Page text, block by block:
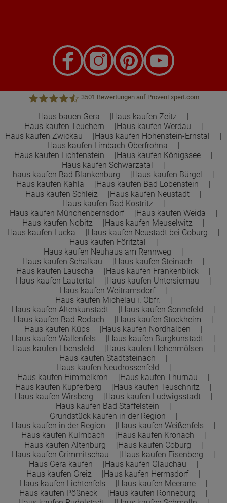
Town &Country Haus Lizenzgeber GmbH
3501 Bewertungen auf ProvenExpert.com
Haus bauen Gera
Haus kaufen Zeitz
Haus kaufen Teuchern
Haus kaufen Werdau
Haus kaufen Zwickau
Haus kaufen Hohenstein-Ernstal
Haus kaufen Limbach-Oberfrohna
Haus kaufen Lichtenstein
Haus kaufen Königssee
Haus kaufen Schwarzatal
haus kaufen Bad Blankenburg
Haus kaufen Bürgel
Haus kaufen Kahla
Haus kaufen Bad Lobenstein
Haus kaufen Schleiz
Haus kaufen Neustadt
Haus kaufen Bad Köstritz
Haus kaufen Münchenbernsdorf
Haus kaufen Weida
Haus kaufen Nobitz
Haus kaufen Meuselwitz
Haus kaufen Lucka
Haus kaufen Neustadt bei Coburg
Haus kaufen Föritztal
Haus kaufen Neuhaus am Rennweg
Haus kaufen Schalkau
Haus kaufen Steinach
Haus kaufen Lauscha
Haus kaufen Frankenblick
Haus kaufen Lautertal
Haus kaufen Untersiemau
Haus kaufen Weitramsdorf
Haus kaufen Michelau i. Obfr.
Haus kaufen Altenkunstadt
Haus kaufen Sonnefeld
Haus kaufen Bad Rodach
Haus kaufen Stockheim
Haus kaufen Küps
Haus kaufen Nordhalben
Haus kaufen Wallenfels
Haus kaufen Burgkunstadt
Haus kaufen Ebensfeld
Haus kaufen Hohenmölsen
Haus kaufen Stadtsteinach
Haus kaufen Neudrossenfeld
Haus kaufen Himmelkron
Haus kaufen Thurnau
Haus kaufen Kupferberg
Haus kaufen Teuschnitz
Haus kaufen Wirsberg
Haus kaufen Ludwigsstadt
Haus kaufen Bad Staffelstein
Grundstück kaufen in der Region
Haus kaufen in der Region
Haus kaufen Weißenfels
Haus kaufen Kulmbach
Haus kaufen Kronach
Haus kaufen Altenburg
Haus kaufen Coburg
Haus kaufen Crimmitschau
Haus kaufen Eisenberg
Haus Gera kaufen
Haus kaufen Glauchau
Haus kaufen Greiz
Haus kaufen Hermsdorf
Haus kaufen Lichtenfels
Haus kaufen Meerane
Haus kaufen Pößneck
Haus kaufen Ronneburg